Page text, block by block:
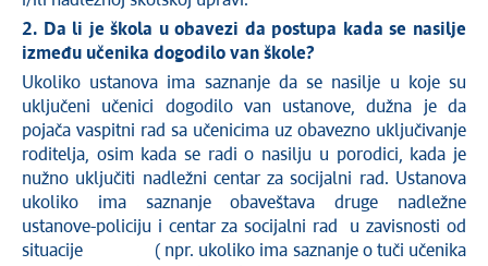
2. Da li je škola u obavezi da postupa kada se nasilje
između učenika dogodilo van škole?
Ukoliko ustanova ima saznanje da se nasilje u koje su
uključeni učenici dogodilo van ustanove, dužna je da
pojača vaspitni rad sa učenicima uz obavezno uključivanje
roditelja, osim kada se radi o nasilju u porodici, kada je
nužno uključiti nadležni centar za socijalni rad. Ustanova
ukoliko ima saznanje obaveštava druge nadležne
ustanove-policiju i centar za socijalni rad u zavisnosti od
situacije ( npr. ukoliko ima saznanje o tuči učenika